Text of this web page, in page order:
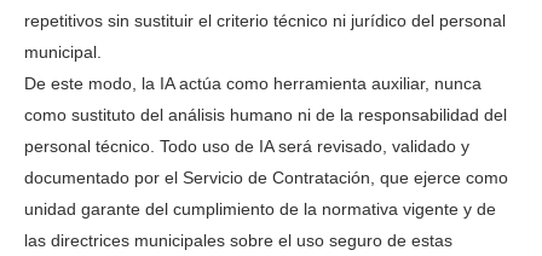
repetitivos sin sustituir el criterio técnico ni jurídico del personal
municipal.
De este modo, la IA actúa como herramienta auxiliar, nunca
como sustituto del análisis humano ni de la responsabilidad del
personal técnico. Todo uso de IA será revisado, validado y
documentado por el Servicio de Contratación, que ejerce como
unidad garante del cumplimiento de la normativa vigente y de
las directrices municipales sobre el uso seguro de estas